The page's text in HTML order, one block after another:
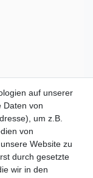
auf unserer
Daten von
um z.B.
von
Website zu
durch gesetzte
wir in den